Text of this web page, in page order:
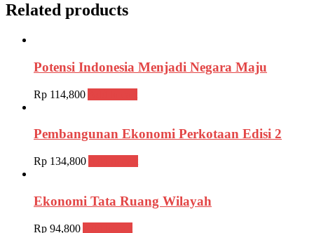
Related products
Potensi Indonesia Menjadi Negara Maju
Rp 114,800
Pembangunan Ekonomi Perkotaan Edisi 2
Rp 134,800
Ekonomi Tata Ruang Wilayah
Rp 94,800